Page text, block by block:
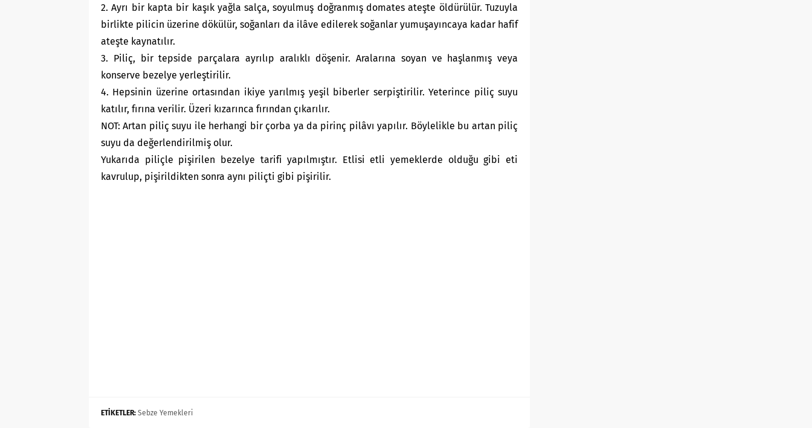
2. Ayrı bir kapta bir kaşık yağla salça, soyulmuş doğranmış domates ateşte öldürülür. Tuzuyla
birlikte pilicin üzerine dökülür, soğanları da ilâve edilerek soğanlar yumuşayıncaya kadar hafif
ateşte kaynatılır.
3. Piliç, bir tepside parçalara ayrılıp aralıklı döşenir. Aralarına soyan ve haşlanmış veya
konserve bezelye yerleştirilir.
4. Hepsinin üzerine ortasından ikiye yarılmış yeşil biberler serpiştirilir. Yeterince piliç suyu
katılır, fırına verilir. Üzeri kızarınca fırından çıkarılır.
NOT: Artan piliç suyu ile herhangi bir çorba ya da pirinç pilâvı yapılır. Böylelikle bu artan piliç
suyu da değerlendirilmiş olur.
Yukarıda piliçle pişirilen bezelye tarifi yapılmıştır. Etlisi etli yemeklerde olduğu gibi eti
kavrulup, pişirildikten sonra aynı piliçti gibi pişirilir.
ETİKETLER: Sebze Yemekleri